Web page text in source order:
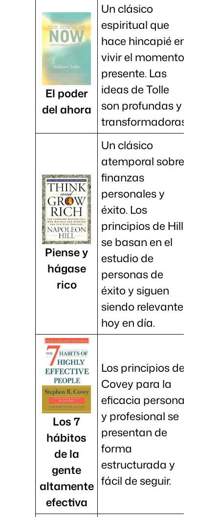
El poder
del ahora
Un clásico
espiritual que
hace hincapié en
vivir el momento
presente. Las
ideas de Tolle
son profundas y
transformadoras.
Piense y
hágase
rico
Un clásico
atemporal sobre
finanzas
personales y
éxito. Los
principios de Hill
se basan en el
estudio de
personas de
éxito y siguen
siendo relevantes
hoy en día.
Los 7
hábitos
de la
gente
altamente
efectiva
Los principios de
Covey para la
eficacia personal
y profesional se
presentan de
forma
estructurada y
fácil de seguir.